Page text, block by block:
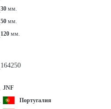
30 мм.
50 мм.
120 мм.
164250
JNF
Португалия